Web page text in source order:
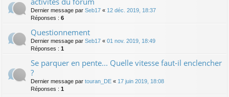
Dernier message par Seb17 « 12 déc. 2019, 18:37
Réponses : 6
Questionnement
Dernier message par Seb17 « 01 nov. 2019, 18:49
Réponses : 1
Se parquer en pente... Quelle vitesse faut-il enclencher
?
Dernier message par touran_DE « 17 juin 2019, 18:08
Réponses : 1